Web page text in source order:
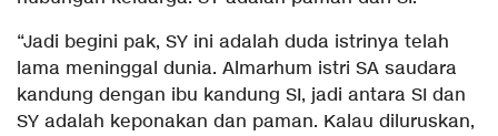
“Jadi begini pak, SY ini adalah duda istrinya telah
lama meninggal dunia. Almarhum istri SA saudara
kandung dengan ibu kandung SI, jadi antara SI dan
SY adalah keponakan dan paman. Kalau diluruskan,